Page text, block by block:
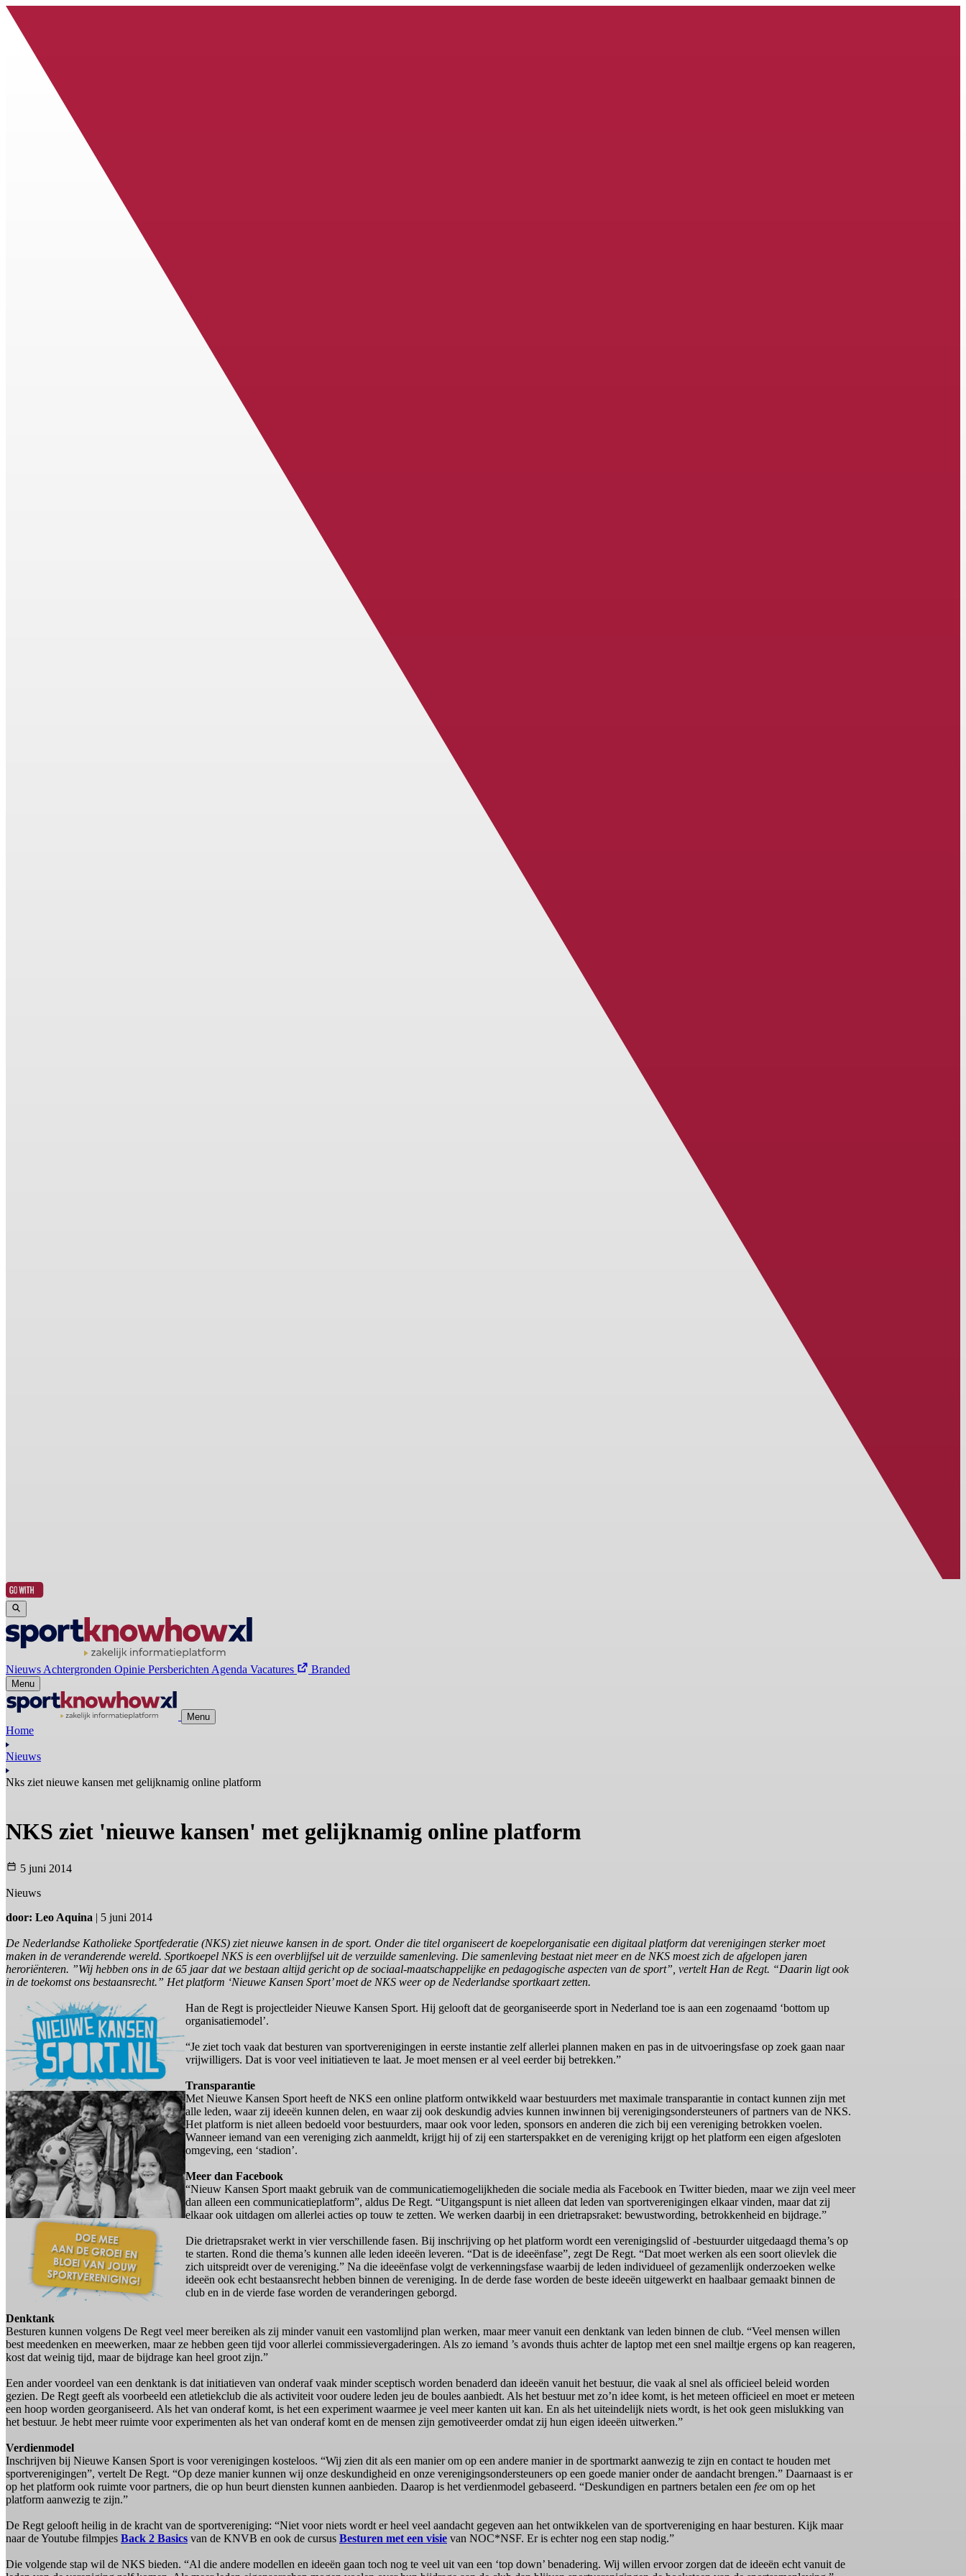
Nieuws Achtergronden Opinie Persberichten Agenda Vacatures Branded
Menu
Menu
Home
Nieuws
Nks ziet nieuwe kansen met gelijknamig online platform
NKS ziet 'nieuwe kansen' met gelijknamig online platform
5 juni 2014
Nieuws
door: Leo Aquina | 5 juni 2014
De Nederlandse Katholieke Sportfederatie (NKS) ziet nieuwe kansen in de sport. Onder die titel organiseert de koepelorganisatie een digitaal platform dat verenigingen sterker moet
maken in de veranderende wereld. Sportkoepel NKS is een overblijfsel uit de verzuilde samenleving. Die samenleving bestaat niet meer en de NKS moest zich de afgelopen jaren
heroriënteren. ”Wij hebben ons in de 65 jaar dat we bestaan altijd gericht op de sociaal-maatschappelijke en pedagogische aspecten van de sport”, vertelt Han de Regt. “Daarin ligt ook
in de toekomst ons bestaansrecht.” Het platform ‘Nieuwe Kansen Sport’ moet de NKS weer op de Nederlandse sportkaart zetten.
Han de Regt is projectleider Nieuwe Kansen Sport. Hij gelooft dat de georganiseerde sport in Nederland toe is aan een zogenaamd ‘bottom up
organisatiemodel’.
“Je ziet toch vaak dat besturen van sportverenigingen in eerste instantie zelf allerlei plannen maken en pas in de uitvoeringsfase op zoek gaan naar
vrijwilligers. Dat is voor veel initiatieven te laat. Je moet mensen er al veel eerder bij betrekken.”
Transparantie
Met Nieuwe Kansen Sport heeft de NKS een online platform ontwikkeld waar bestuurders met maximale transparantie in contact kunnen zijn met
alle leden, waar zij ideeën kunnen delen, en waar zij ook deskundig advies kunnen inwinnen bij verenigingsondersteuners of partners van de NKS.
Het platform is niet alleen bedoeld voor bestuurders, maar ook voor leden, sponsors en anderen die zich bij een vereniging betrokken voelen.
Wanneer iemand van een vereniging zich aanmeldt, krijgt hij of zij een starterspakket en de vereniging krijgt op het platform een eigen afgesloten
omgeving, een ‘stadion’.
Meer dan Facebook
“Nieuw Kansen Sport maakt gebruik van de communicatiemogelijkheden die sociale media als Facebook en Twitter bieden, maar we zijn veel meer
dan alleen een communicatieplatform”, aldus De Regt. “Uitgangspunt is niet alleen dat leden van sportverenigingen elkaar vinden, maar dat zij
elkaar ook uitdagen om allerlei acties op touw te zetten. We werken daarbij in een drietrapsraket: bewustwording, betrokkenheid en bijdrage.”
Die drietrapsraket werkt in vier verschillende fasen. Bij inschrijving op het platform wordt een verenigingslid of -bestuurder uitgedaagd thema’s op
te starten. Rond die thema’s kunnen alle leden ideeën leveren. “Dat is de ideeënfase”, zegt De Regt. “Dat moet werken als een soort olievlek die
zich uitspreidt over de vereniging.” Na die ideeënfase volgt de verkenningsfase waarbij de leden individueel of gezamenlijk onderzoeken welke
ideeën ook echt bestaansrecht hebben binnen de vereniging. In de derde fase worden de beste ideeën uitgewerkt en haalbaar gemaakt binnen de
club en in de vierde fase worden de veranderingen geborgd.
Denktank
Besturen kunnen volgens De Regt veel meer bereiken als zij minder vanuit een vastomlijnd plan werken, maar meer vanuit een denktank van leden binnen de club. “Veel mensen willen
best meedenken en meewerken, maar ze hebben geen tijd voor allerlei commissievergaderingen. Als zo iemand ’s avonds thuis achter de laptop met een snel mailtje ergens op kan reageren,
kost dat weinig tijd, maar de bijdrage kan heel groot zijn.”
Een ander voordeel van een denktank is dat initiatieven van onderaf vaak minder sceptisch worden benaderd dan ideeën vanuit het bestuur, die vaak al snel als officieel beleid worden
gezien. De Regt geeft als voorbeeld een atletiekclub die als activiteit voor oudere leden jeu de boules aanbiedt. Als het bestuur met zo’n idee komt, is het meteen officieel en moet er meteen
een hoop worden georganiseerd. Als het van onderaf komt, is het een experiment waarmee je veel meer kanten uit kan. En als het uiteindelijk niets wordt, is het ook geen mislukking van
het bestuur. Je hebt meer ruimte voor experimenten als het van onderaf komt en de mensen zijn gemotiveerder omdat zij hun eigen ideeën uitwerken.”
Verdienmodel
Inschrijven bij Nieuwe Kansen Sport is voor verenigingen kosteloos. “Wij zien dit als een manier om op een andere manier in de sportmarkt aanwezig te zijn en contact te houden met
sportverenigingen”, vertelt De Regt. “Op deze manier kunnen wij onze deskundigheid en onze verenigingsondersteuners op een goede manier onder de aandacht brengen.” Daarnaast is er
op het platform ook ruimte voor partners, die op hun beurt diensten kunnen aanbieden. Daarop is het verdienmodel gebaseerd. “Deskundigen en partners betalen een fee om op het
platform aanwezig te zijn.”
De Regt gelooft heilig in de kracht van de sportvereniging: “Niet voor niets wordt er heel veel aandacht gegeven aan het ontwikkelen van de sportvereniging en haar besturen. Kijk maar
naar de Youtube filmpjes Back 2 Basics van de KNVB en ook de cursus Besturen met een visie van NOC*NSF. Er is echter nog een stap nodig.”
Die volgende stap wil de NKS bieden. “Al die andere modellen en ideeën gaan toch nog te veel uit van een ‘top down’ benadering. Wij willen ervoor zorgen dat de ideeën echt vanuit de